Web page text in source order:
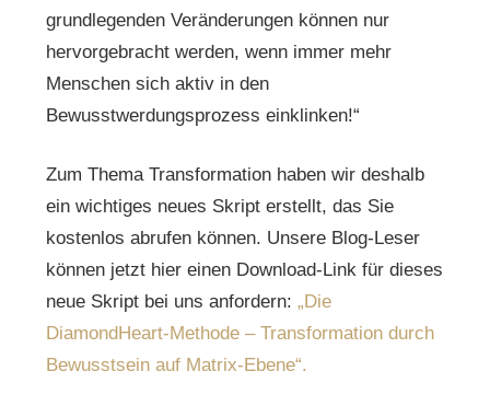
grundlegenden Veränderungen können nur
hervorgebracht werden, wenn immer mehr
Menschen sich aktiv in den
Bewusstwerdungsprozess einklinken!“
Zum Thema Transformation haben wir deshalb
ein wichtiges neues Skript erstellt, das Sie
kostenlos abrufen können. Unsere Blog-Leser
können jetzt hier einen Download-Link für dieses
neue Skript bei uns anfordern: „Die
DiamondHeart-Methode – Transformation durch
Bewusstsein auf Matrix-Ebene“.